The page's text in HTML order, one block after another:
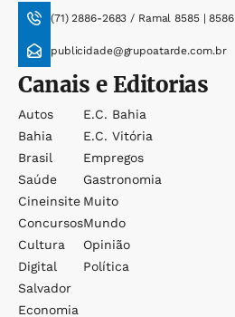
(71) 2886-2683 / Ramal 8585 | 8586
publicidade@grupoatarde.com.br
Canais e Editorias
Autos
Bahia
Brasil
Saúde
Cineinsite
Concursos
Cultura
Digital
Salvador
Economia
E.c. Bahia
E.c. Vitória
Empregos
Gastronomia
Muito
Mundo
Opinião
Política